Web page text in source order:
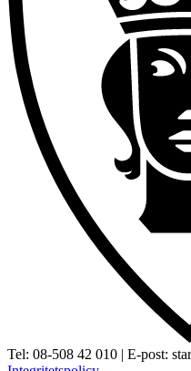
Tel: 08-508 42 010 | E-post: